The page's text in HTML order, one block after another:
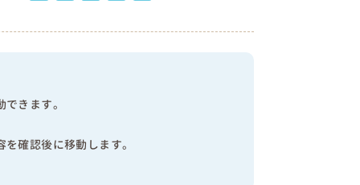
きます。
確認後に移動します。